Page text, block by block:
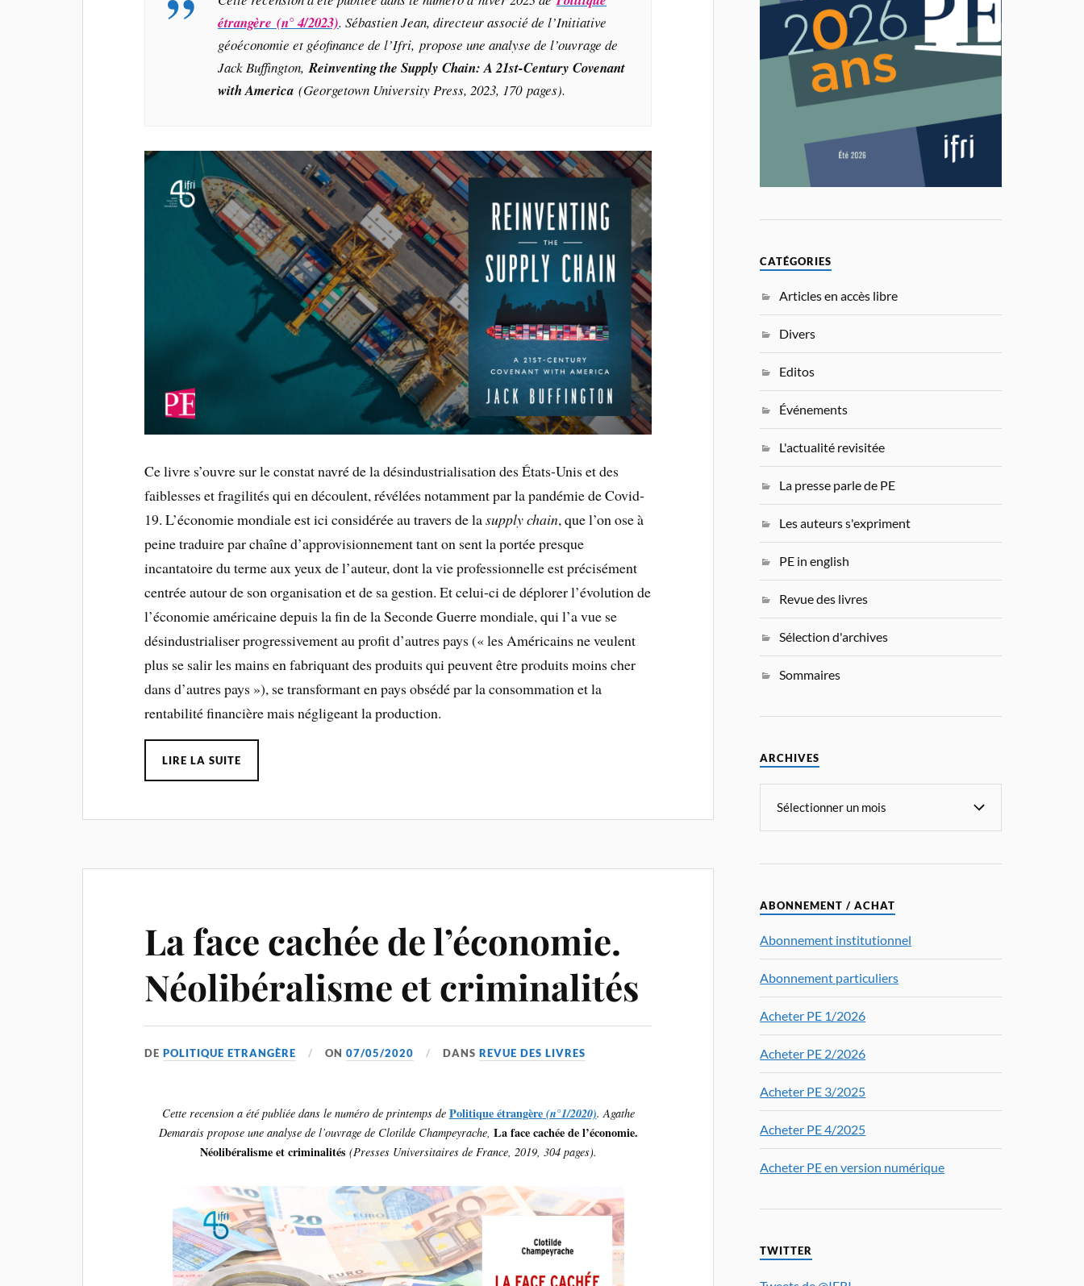
étrangère (n° 4/2023). Sébastien Jean, directeur associé de l’Initiative
géoéconomie et géofinance de l’Ifri, propose une analyse de l’ouvrage de
Jack Buffington, Reinventing the Supply Chain: A 21st-Century Covenant
with America(Georgetown University Press, 2023, 170 pages).
Ce livre s’ouvre sur le constat navré de la désindustrialisation des États-Unis et des
faiblesses et fragilités qui en découlent, révélées notamment par la pandémie de Covid-
19. L’économie mondiale est ici considérée au travers de lasupply chain, que l’on ose à
peine traduire par chaîne d’approvisionnement tant on sent la portée presque
incantatoire du terme aux yeux de l’auteur, dont la vie professionnelle est précisément
centrée autour de son organisation et de sa gestion. Et celui-ci de déplorer l’évolution de
l’économie américaine depuis la fin de la Seconde Guerre mondiale, qui l’a vue se
désindustrialiser progressivement au profit d’autres pays (« les Américains ne veulent
plus se salir les mains en fabriquant des produits qui peuvent être produits moins cher
dans d’autres pays »), se transformant en pays obsédé par la consommation et la
rentabilité financière mais négligeant la production.
LIRE LA SUITE
La face cachée de l’économie.
Néolibéralisme et criminalités
DEPOLITIQUE ETRANGÈRE ON07/05/2020 DANSREVUE DES LIVRES
Cette recension a été publiée dans le numéro de printemps de Politique étrangère(n°1/2020). Agathe
Demarais propose une analyse de l’ouvrage de Clotilde Champeyrache, La face cachée de l’économie.
Néolibéralisme et criminalités (Presses Universitaires de France, 2019, 304 pages).
CATÉGORIES
Articles en accès libre
Divers
Editos
Événements
L'actualité revisitée
La presse parle de PE
Les auteurs s'expriment
PE in english
Revue des livres
Sélection d'archives
Sommaires
ARCHIVES
ABONNEMENT / ACHAT
Abonnement institutionnel
Abonnement particuliers
Acheter PE 1/2026
Acheter PE 2/2026
Acheter PE 3/2025
Acheter PE 4/2025
Acheter PE en version numérique
TWITTER